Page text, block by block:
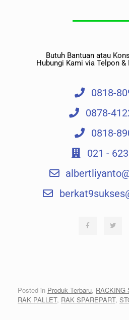
Butuh Bantuan atau
Hubungi Kami via Telpon
0818-
0878-
0818-
021 -
Posted in Produk Terbaru, RACKING
RAK PALLET, RAK SPAREPART,